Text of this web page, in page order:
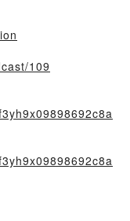
109